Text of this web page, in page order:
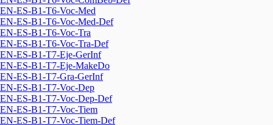
EN-ES-B1-T6-Voc-Med
EN-ES-B1-T6-Voc-Med-Def
EN-ES-B1-T6-Voc-Tra
EN-ES-B1-T6-Voc-Tra-Def
EN-ES-B1-T7-Eje-GerInf
EN-ES-B1-T7-Eje-MakeDo
EN-ES-B1-T7-Gra-GerInf
EN-ES-B1-T7-Voc-Dep
EN-ES-B1-T7-Voc-Dep-Def
EN-ES-B1-T7-Voc-Tiem
EN-ES-B1-T7-Voc-Tiem-Def